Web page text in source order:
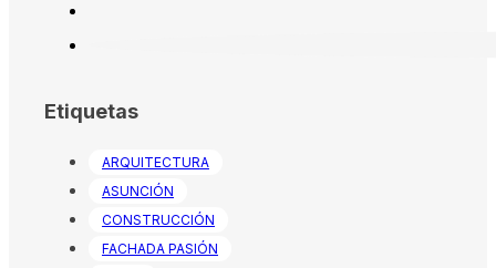
Etiquetas
ARQUITECTURA
ASUNCIÓN
CONSTRUCCIÓN
FACHADA PASIÓN